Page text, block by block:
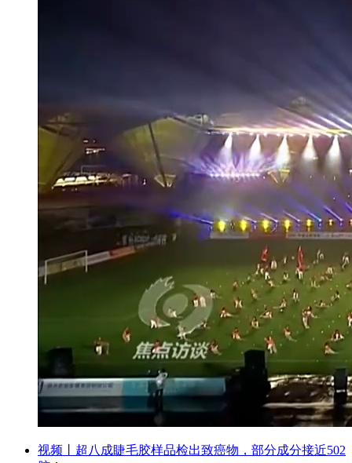
视频丨超八成睫毛胶样品检出致癌物，部分成分接近502